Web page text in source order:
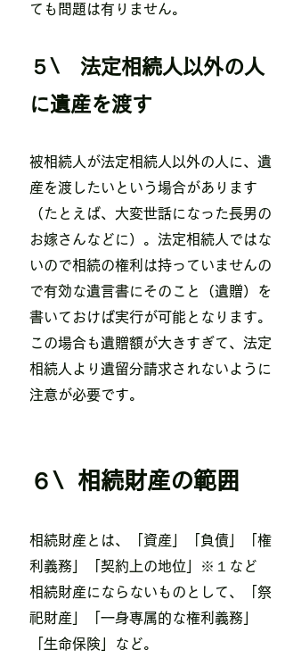
ても問題は有りません。
５\ 法定相続人以外の人
に遺産を渡す
被相続人が​法定相続人以外の人に、遺
産を渡したいという場合があります
（たとえば、大変世話になった長男の
お嫁さんなどに）。法定相続人ではな
いので相続の権利は持っていませんの
で有効な遺言書にそのこと（遺贈）を
書いておけば実行が可能となります。
この場合も遺贈額が大きすぎて、法定
相続人より遺留分請求されないように
注意が必要です。
６\ 相続財産の範囲
相続財産とは、「資産」「負債」「権
利義務」「契約上の地位」※１など​
相続財産にならないものとして、「祭
祀財産」「一身専属的な権利義務」
「生命保険」など。